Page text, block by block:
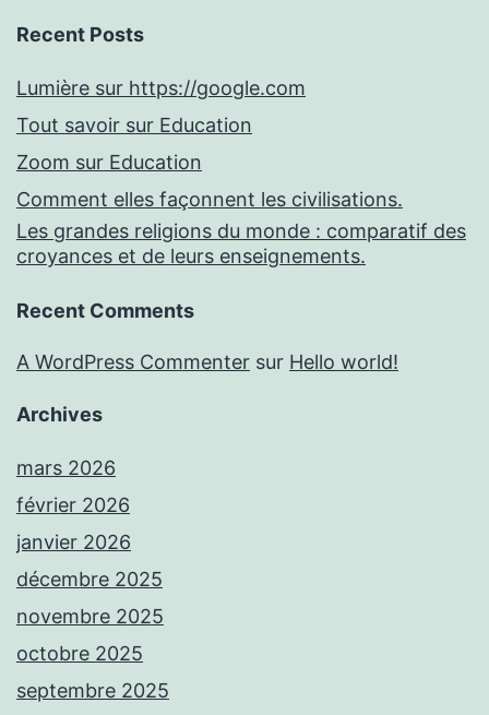
Recent Posts
Lumière sur https://google.com
Tout savoir sur Education
Zoom sur Education
Comment elles façonnent les civilisations.
Les grandes religions du monde : comparatif des
croyances et de leurs enseignements.
Recent Comments
A WordPress Commenter sur Hello world!
Archives
mars 2026
février 2026
janvier 2026
décembre 2025
novembre 2025
octobre 2025
septembre 2025